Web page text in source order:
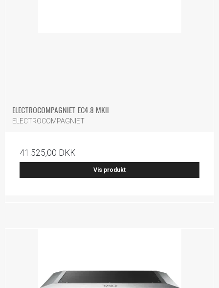
ELECTROCOMPAGNIET EC4.8 MKII
ELECTROCOMPAGNIET
41.525,00 DKK
Vis produkt